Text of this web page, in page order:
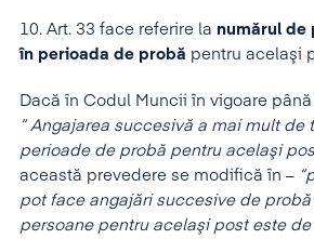
10. Art. 33 face referire la numărul de
în perioada de probă pentru acelaşi
Dacă în Codul Muncii în vigoare până
” Angajarea succesivă a mai mult de
perioade de probă pentru acelaşi
această prevedere se modifică în –
pot face angajări succesive de
persoane pentru acelaşi post este de